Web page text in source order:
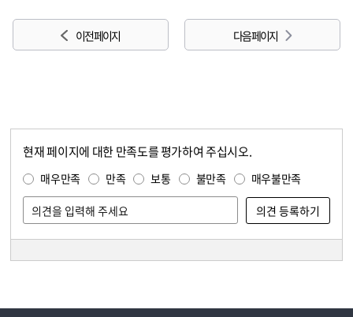
이전 페이지 다음 페이지
현재 페이지에 대한 만족도를 평가하여 주십시오.
매우만족 만족 보통 불만족 매우불만족